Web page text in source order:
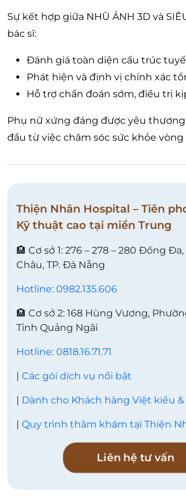
Sự kết hợp giữa NHŨ ẢNH 3D và
bác sĩ:
Đánh giá toàn diện cấu trúc
Phát hiện và định vị chính xác
Hỗ trợ chẩn đoán sớm, điều trị
Phụ nữ xứng đáng được yêu
đầu từ việc chăm sóc sức khỏe vòng
Thiện Nhân Hospital – Tiên
Kỹ thuật cao tại miền Trung
🏨 Cơ sở 1: 276 – 278 – 280 Đống
Châu, TP. Đà Nẵng
Hotline: 0982.135.606
🏨 Cơ sở 2: 168 Hùng Vương,
Tỉnh Quảng Ngãi
Hotline: 0818.16.71.71
| Các gói dịch vụ nổi bật
| Dành cho Khách hàng Việt kiều
| Quy trình thăm khám tại Thiện
Liên hệ tư vấn